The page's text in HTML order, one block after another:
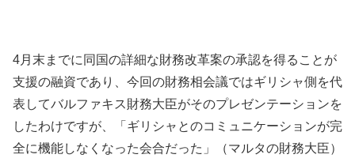
4月末までに同国の詳細な財務改革案の承認を得ることが
支援の融資であり、今回の財務相会議ではギリシャ側を代
表してバルファキス財務大臣がそのプレゼンテーションを
したわけですが、「ギリシャとのコミュニケーションが完
全に機能しなくなった会合だった」（マルタの財務大臣）